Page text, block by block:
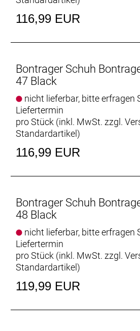
116,99 EUR
Bontrager Schuh
47 Black
nicht lieferbar, bitte erfragen
Liefertermin
pro Stück (inkl. MwSt. zzgl.
Standardartikel)
116,99 EUR
Bontrager Schuh
48 Black
nicht lieferbar, bitte erfragen
Liefertermin
pro Stück (inkl. MwSt. zzgl.
Standardartikel)
119,99 EUR